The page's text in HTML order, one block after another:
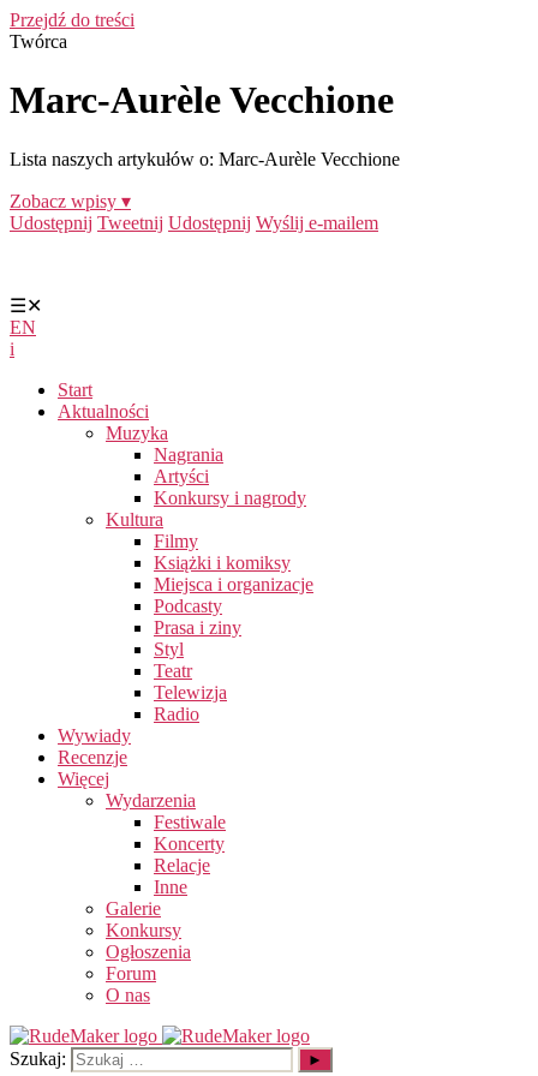
Przejdź do treści
Twórca
Marc-Aurèle Vecchione
Lista naszych artykułów o: Marc-Aurèle Vecchione
Zobacz wpisy ▾
Udostępnij Tweetnij Udostępnij Wyślij e-mailem
☰✕
EN
i
Start
Aktualności
Muzyka
Nagrania
Artyści
Konkursy i nagrody
Kultura
Filmy
Książki i komiksy
Miejsca i organizacje
Podcasty
Prasa i ziny
Styl
Teatr
Telewizja
Radio
Wywiady
Recenzje
Więcej
Wydarzenia
Festiwale
Koncerty
Relacje
Inne
Galerie
Konkursy
Ogłoszenia
Forum
O nas
Szukaj: